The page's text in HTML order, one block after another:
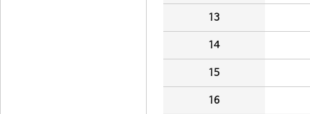
13
14
15
16